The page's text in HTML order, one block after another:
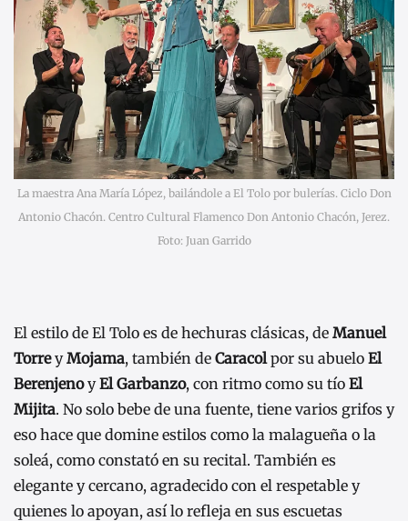
La maestra Ana María López, bailándole a El Tolo por bulerías. Ciclo Don
Antonio Chacón. Centro Cultural Flamenco Don Antonio Chacón, Jerez.
Foto: Juan Garrido
El estilo de El Tolo es de hechuras clásicas, de Manuel
TorreyMojama, también de Caracolpor su abuelo El
BerenjenoyEl Garbanzo, con ritmo como su tío El
Mijita. No solo bebe de una fuente, tiene varios grifos y
eso hace que domine estilos como la malagueña o la
soleá, como constató en su recital. También es
elegante y cercano, agradecido con el respetable y
quienes lo apoyan, así lo refleja en sus escuetas